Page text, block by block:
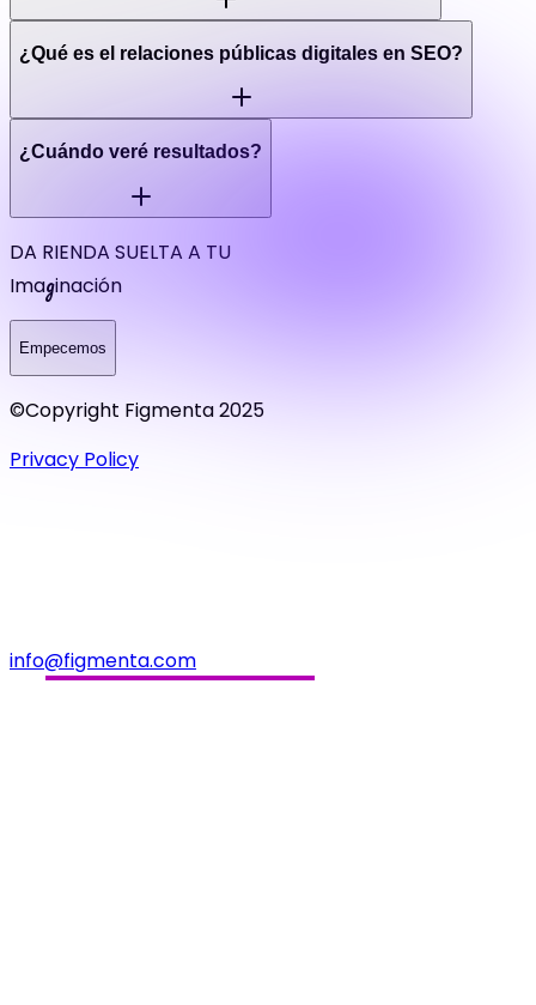
¿Qué es el relaciones públicas digitales en SEO?
¿Cuándo veré resultados?
DA RIENDA SUELTA A TU
Imaginación
Empecemos
©Copyright Figmenta 2025
Privacy Policy
info@figmenta.com